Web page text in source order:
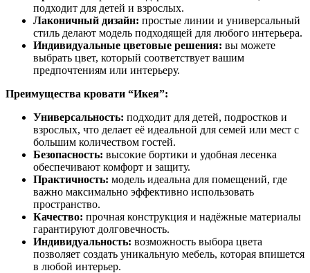
подходит для детей и взрослых.
Лаконичный дизайн: простые линии и универсальный
стиль делают модель подходящей для любого интерьера.
Индивидуальные цветовые решения: вы можете
выбрать цвет, который соответствует вашим
предпочтениям или интерьеру.
Преимущества кровати “Икея”:
Универсальность: подходит для детей, подростков и
взрослых, что делает её идеальной для семей или мест с
большим количеством гостей.
Безопасность: высокие бортики и удобная лесенка
обеспечивают комфорт и защиту.
Практичность: модель идеальна для помещений, где
важно максимально эффективно использовать
пространство.
Качество: прочная конструкция и надёжные материалы
гарантируют долговечность.
Индивидуальность: возможность выбора цвета
позволяет создать уникальную мебель, которая впишется
в любой интерьер.